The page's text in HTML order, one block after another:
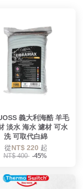
義大利海酷 羊毛
淡水 海水 濾材 可水
洗 可取代白綿
從NT$ 220 起
NT$ 400 -45%